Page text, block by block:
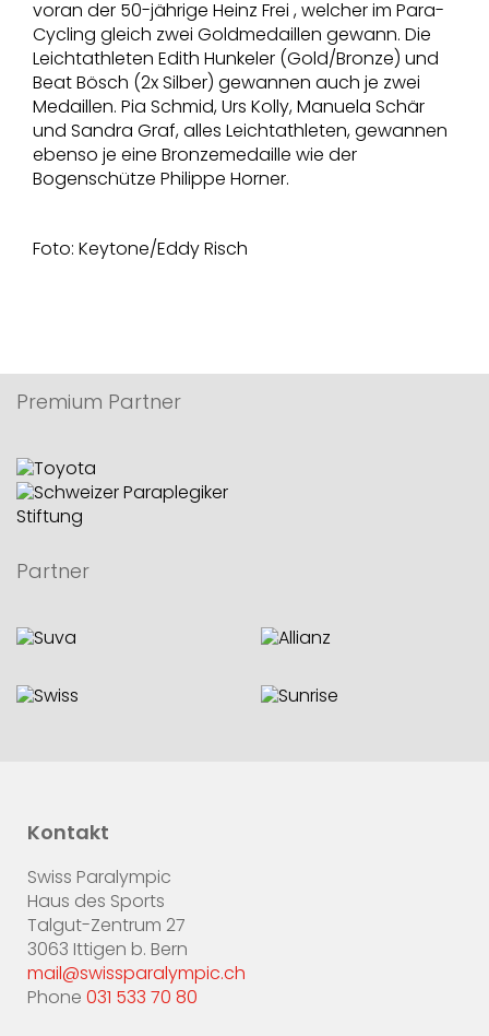
voran der 50-jährige Heinz Frei , welcher im Para-
Cycling gleich zwei Goldmedaillen gewann. Die
Leichtathleten Edith Hunkeler (Gold/Bronze) und
Beat Bösch (2x Silber) gewannen auch je zwei
Medaillen. Pia Schmid, Urs Kolly, Manuela Schär
und Sandra Graf, alles Leichtathleten, gewannen
ebenso je eine Bronzemedaille wie der
Bogenschütze Philippe Horner.
Foto: Keytone/Eddy Risch
Premium Partner
Partner
Kontakt
Swiss Paralympic
Haus des Sports
Talgut-Zentrum 27
3063 Ittigen b. Bern
mail@swissparalympic.ch
Phone 031 533 70 80